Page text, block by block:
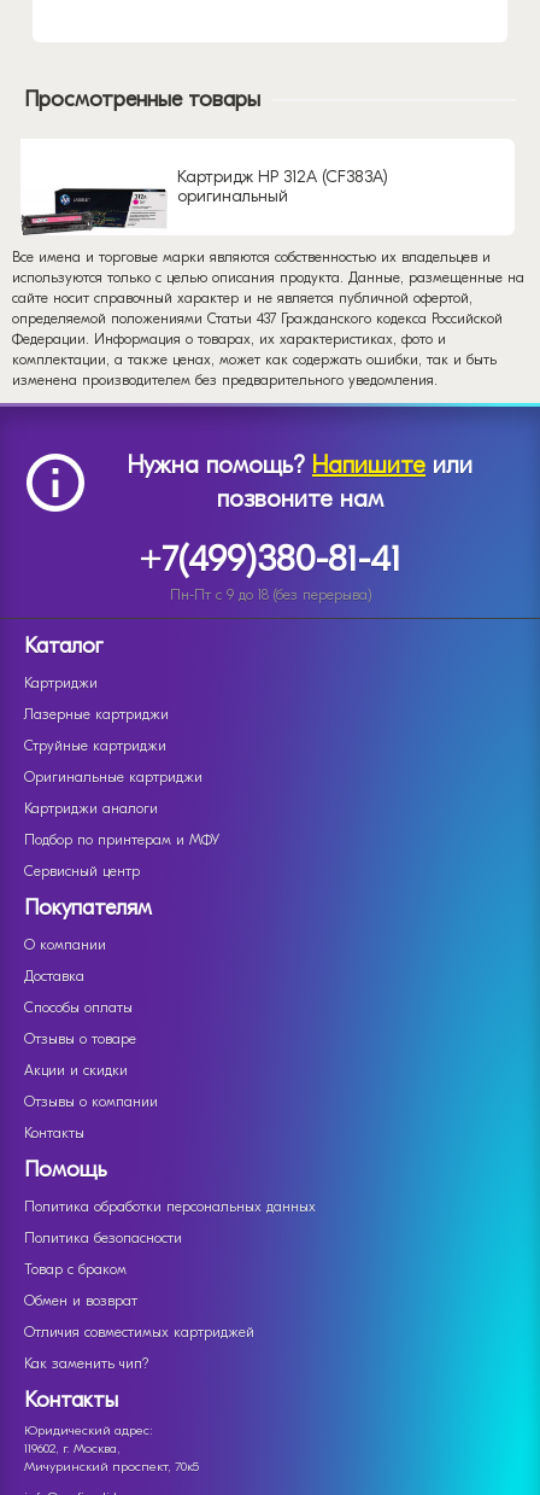
Просмотренные товары
Картридж HP 312A (CF383A)
оригинальный
Все имена и торговые марки являются собственностью их владельцев и
используются только с целью описания продукта. Данные, размещенные на
сайте носит справочный характер и не является публичной офертой,
определяемой положениями Статьи 437 Гражданского кодекса Российской
Федерации. Информация о товарах, их характеристиках, фото и
комплектации, а также ценах, может как содержать ошибки, так и быть
изменена производителем без предварительного уведомления.
Нужна помощь? Напишите или
позвоните нам
+7(499)380-81-41
Пн-Пт с 9 до 18 (без перерыва)
Каталог
Картриджи
Лазерные картриджи
Струйные картриджи
Оригинальные картриджи
Картриджи аналоги
Подбор по принтерам и МФУ
Сервисный центр
Покупателям
О компании
Доставка
Способы оплаты
Отзывы о товаре
Акции и скидки
Отзывы о компании
Контакты
Помощь
Политика обработки персональных данных
Политика безопасности
Товар с браком
Обмен и возврат
Отличия совместимых картриджей
Как заменить чип?
Контакты
Юридический адрес:
119602, г. Москва,
Мичуринский проспект, 70к5